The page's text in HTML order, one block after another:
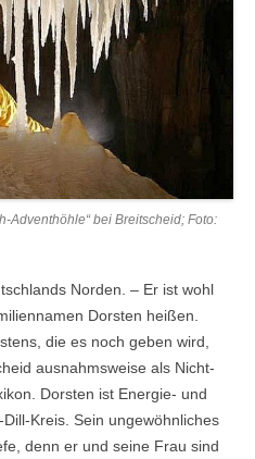
Adventhöhle“ bei Breitscheid; Foto:
Norden. – Er ist wohl
Dorsten heißen.
die es noch geben wird,
ausnahmsweise als Nicht-
Dorsten ist Energie- und
Kreis. Sein ungewöhnliches
denn er und seine Frau sind